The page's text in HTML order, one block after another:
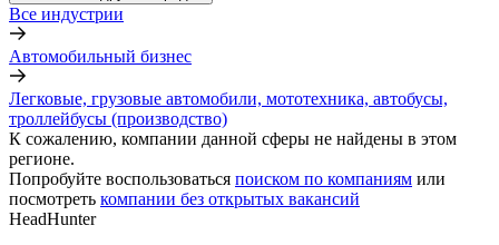
Все индустрии
Автомобильный бизнес
Легковые, грузовые автомобили, мототехника, автобусы,
троллейбусы (производство)
К сожалению, компании данной сферы не найдены в этом
регионе.
Попробуйте воспользоваться поиском по компаниям или
посмотреть компании без открытых вакансий
HeadHunter